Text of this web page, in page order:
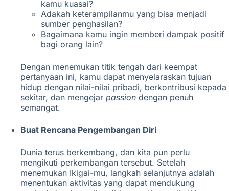
kamu kuasai?
Adakah keterampilanmu yang bisa menjadi
sumber penghasilan?
Bagaimana kamu ingin memberi dampak positif
bagi orang lain?
Dengan menemukan titik tengah dari keempat
pertanyaan ini, kamu dapat menyelaraskan tujuan
hidup dengan nilai-nilai pribadi, berkontribusi kepada
sekitar, dan mengejar passion dengan penuh
semangat.
Buat Rencana Pengembangan Diri
Dunia terus berkembang, dan kita pun perlu
mengikuti perkembangan tersebut. Setelah
menemukan Ikigai-mu, langkah selanjutnya adalah
menentukan aktivitas yang dapat mendukung